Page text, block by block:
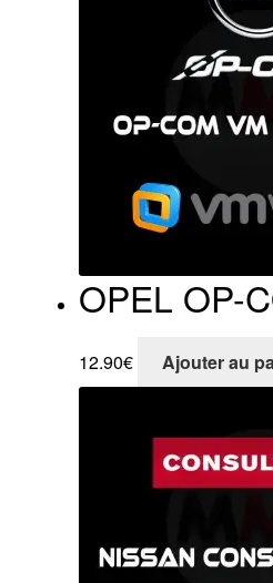
OPEL OP-
12.90€ Ajouter au